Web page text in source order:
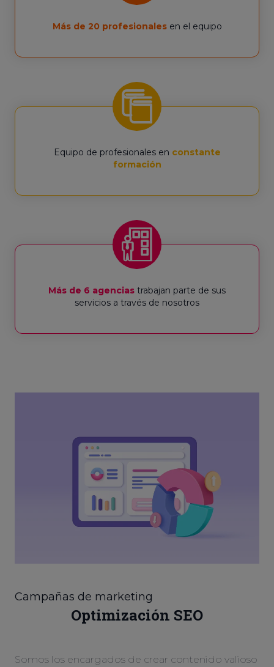
Más de 20 profesionales en el equipo
Equipo de profesionales en constante
formación
Más de 6 agencias trabajan parte de sus
servicios a través de nosotros
Campañas de marketing
Optimización SEO
Somos los encargados de crear contenido valioso